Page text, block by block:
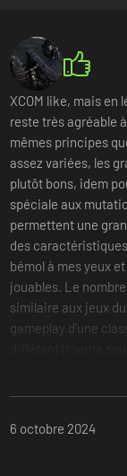
XCOM like, mais en
reste très agréable
mêmes principes
assez variées, les
plutôt bons, idem
spéciale aux
permettent une
des
bémol à mes yeux
jouables. Le
similaire aux jeux
gameplay d'une
les missions
Somme toute le jeu
recommande aux
6 octobre 2024